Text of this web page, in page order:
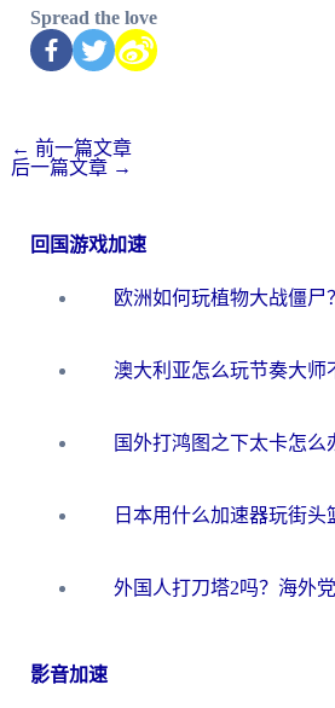
Spread the love
← 前一篇文章
后一篇文章 →
回国游戏加速
影音加速